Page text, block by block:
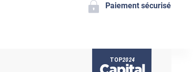
Paiement sécurisé